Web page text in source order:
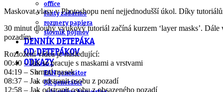
office
fonty zadarmo
rozmery papiera
slovník pojmov
DENNÍK DETEPÁKA
OD DETEPÁKOV
ODKAZY
EAN generátor
QR generátor
Maskovat vlasy v Photoshopu není nejjednodušší úkol. Díky
30 minut dlouhý výukový tutoriál začíná kurzem ‘layer masks’.
pozadím.
Rozložení videa je následující:
00:40 – Jak se pracuje s maskami a vrstvami
04:19 – Shrnutí masek
08:37 – Jak odstranit osobu z pozadí
12:58 – Jak odstranit osobu z obsazeného pozadí